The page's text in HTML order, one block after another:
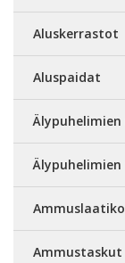
Aluskerrastot
Aluspaidat
Ammustaskut